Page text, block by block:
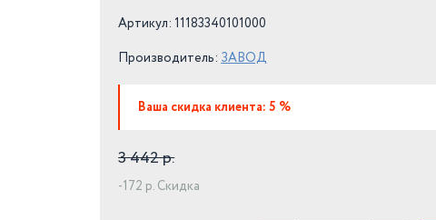
Артикул: 11183340101000
Производитель:ЗАВОД
Ваша скидка клиента: 5 %
3 442 р.
-172 р. Скидка